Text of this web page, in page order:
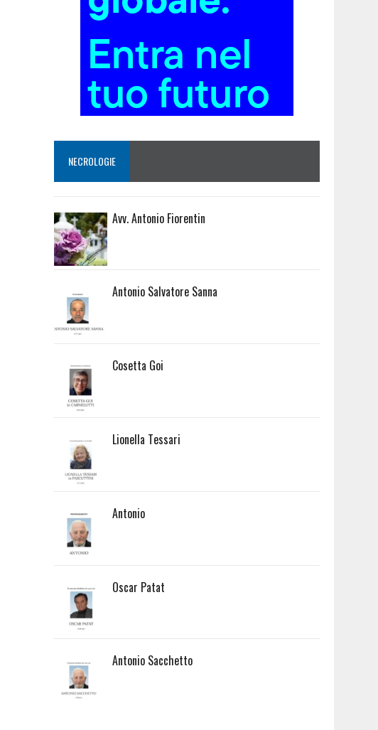
NECROLOGIE
Avv. Antonio Fiorentin
Antonio Salvatore Sanna
Cosetta Goi
Lionella Tessari
Antonio
Oscar Patat
Antonio Sacchetto